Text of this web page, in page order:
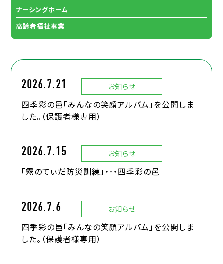
ナーシングホーム
⾼齢者福祉事業
2026.7.21 お知らせ
四季彩の邑「みんなの笑顔アルバム」を公開しま
した。（保護者様専用）
2026.7.15 お知らせ
「霧のてぃだ防災訓練」・・・四季彩の邑
2026.7.6 お知らせ
四季彩の邑「みんなの笑顔アルバム」を公開しま
した。（保護者様専用）